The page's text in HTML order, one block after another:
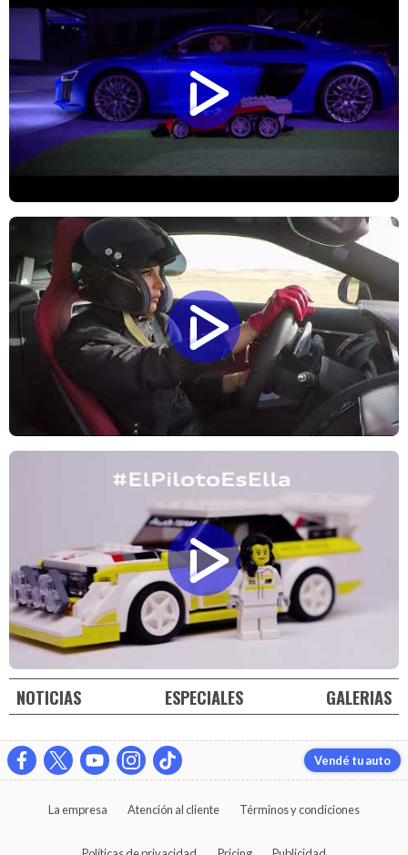
NOTICIAS ESPECIALES GALERIAS
Vendé tu auto
La empresa Atención al cliente Términos y condiciones